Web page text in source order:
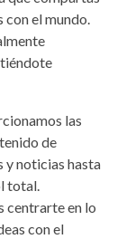
con el mundo.
las
de
y noticias hasta
total.
centrarte en lo
con el